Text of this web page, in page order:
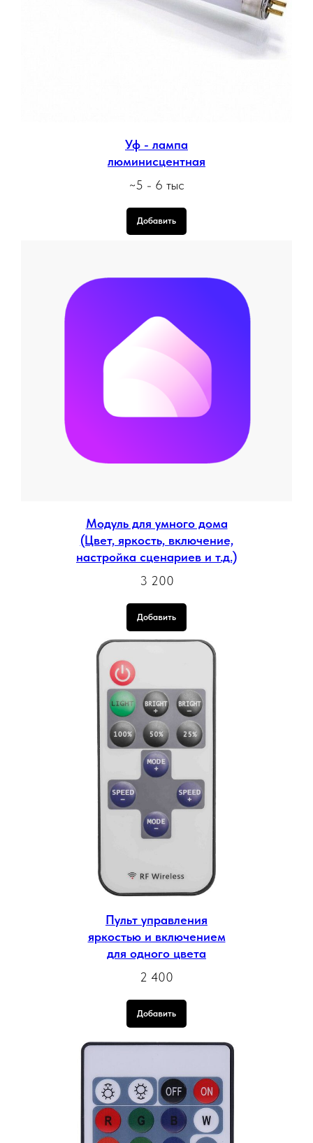
Уф - лампа
люминисцентная
~5 - 6 тыс
Добавить
Модуль для умного дома
(Цвет, яркость, включение,
настройка сценариев и т.д.)
3 200
Добавить
Пульт управления
яркостью и включением
для одного цвета
2 400
Добавить